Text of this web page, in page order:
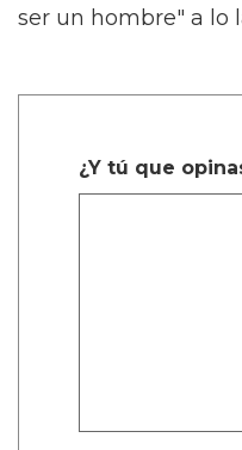
ser un hombre" a lo
¿Y tú que